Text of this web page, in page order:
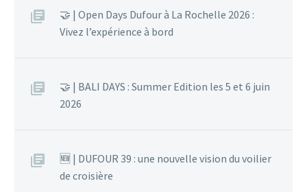
🤝 | Open Days Dufour à La Rochelle 2026 :
Vivez l’expérience à bord
🤝 | BALI DAYS : Summer Edition les 5 et 6 juin
2026
🆕 | DUFOUR 39 : une nouvelle vision du voilier
de croisière